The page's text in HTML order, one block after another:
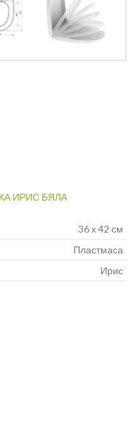
ИРИС БЯЛА
36 х 42 см
Пластмаса
Ирис